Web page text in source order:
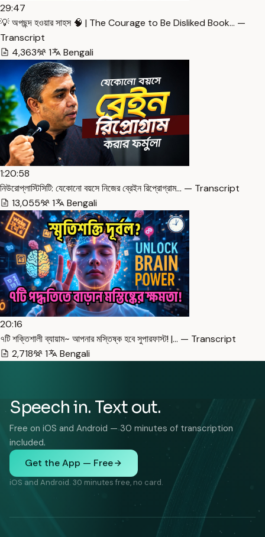
29:47
💡 অপছন্দ হওয়ার সাহস 🧠 | The Courage to Be Disliked Book… —
Transcript
4,363
1 Bengali
1:20:58
নিউরোপ্লাস্টিসিটি: যেকোনো বয়সে নিজের ব্রেইন রিপ্রোগ্রাম… — Transcript
13,055
1 Bengali
20:16
৭টি শক্তিশালী ব্যায়াম~ আপনার মস্তিষ্ক হবে সুপারফাস্ট! |… — Transcript
2,718
1 Bengali
Speech in. Text out.
Free on iOS and Android — 30 minutes of transcription
included.
Get the App — Free
iOS and Android. 30 minutes free, no card.